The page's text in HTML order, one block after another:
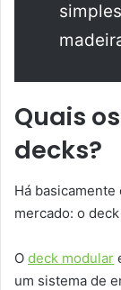
Quais
decks?
Há
mercado: o
O deck modular
um sistema de